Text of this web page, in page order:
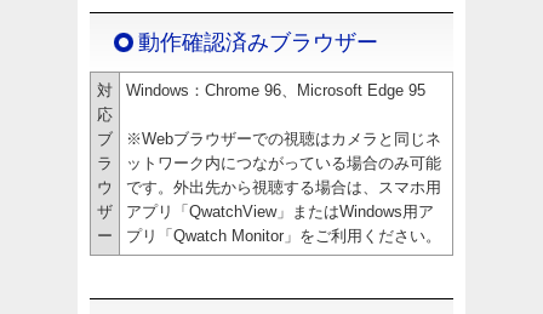
動作確認済みブラウザー
対
応
ブ
ラ
ウ
ザ
ー
Windows：Chrome 96、Microsoft Edge 95
※Webブラウザーでの視聴はカメラと同じネ
ットワーク内につながっている場合のみ可能
です。外出先から視聴する場合は、スマホ用
アプリ「QwatchView」またはWindows用ア
プリ「Qwatch Monitor」をご利用ください。